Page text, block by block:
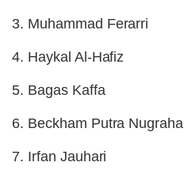
3. Muhammad Ferarri
4. Haykal Al-Hafiz
5. Bagas Kaffa
6. Beckham Putra Nugraha
7. Irfan Jauhari